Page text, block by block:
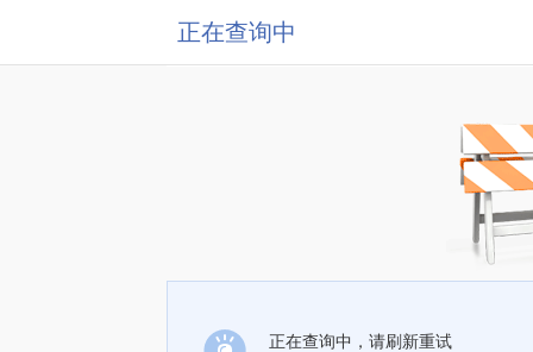
正在查询中
正在查询中，请刷新重试